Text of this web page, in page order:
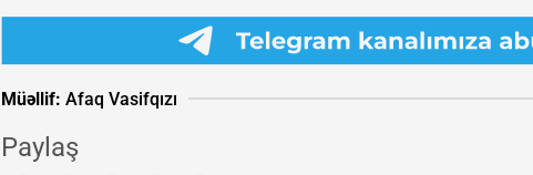
Müəllif: Afaq Vasifqızı
Paylaş